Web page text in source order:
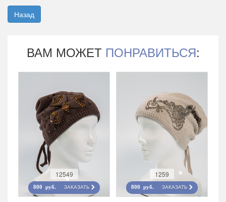
Назад
ВАМ МОЖЕТ ПОНРАВИТЬСЯ:
12549
800 руб. ЗАКАЗАТЬ
1259
800 руб. ЗАКАЗАТЬ